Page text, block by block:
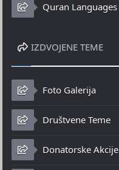
Quran Languages
IZDVOJENE TEME
Foto Galerija
Društvene Teme
Donatorske Akcije